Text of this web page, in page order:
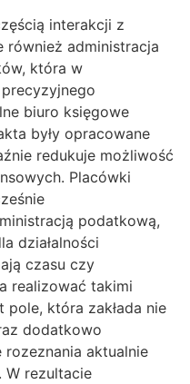
interakcji z
również administracja
która w
biuro księgowe
były opracowane
redukuje możliwość
Placówki
podatkową,
działalności
czasu czy
realizować takimi
pole, która zakłada nie
dodatkowo
rozeznania aktualnie
W rezultacie